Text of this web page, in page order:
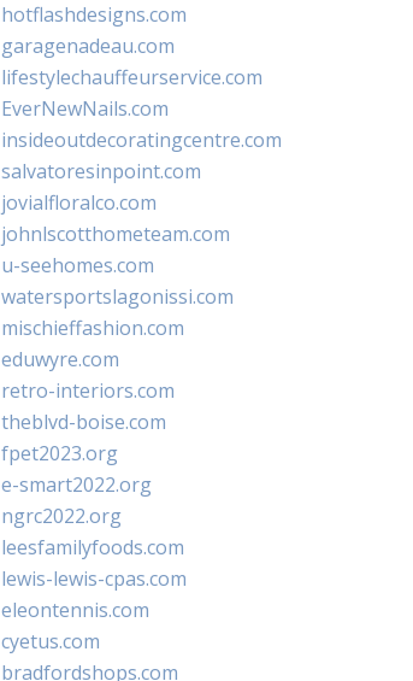
hotflashdesigns.com
garagenadeau.com
lifestylechauffeurservice.com
EverNewNails.com
insideoutdecoratingcentre.com
salvatoresinpoint.com
jovialfloralco.com
johnlscotthometeam.com
u-seehomes.com
watersportslagonissi.com
mischieffashion.com
eduwyre.com
retro-interiors.com
theblvd-boise.com
fpet2023.org
e-smart2022.org
ngrc2022.org
leesfamilyfoods.com
lewis-lewis-cpas.com
eleontennis.com
cyetus.com
bradfordshops.com